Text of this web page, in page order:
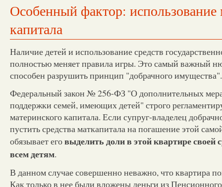
Особенный фактор: использование
капитала
Наличие детей и использование средств
полностью меняет правила игры. Это самый важный
способен разрушить принцип "добрачного имущества".
Федеральный закон № 256-ФЗ "О дополнительных
поддержки семей, имеющих детей" строго
материнского капитала. Если супруг-владелец
пустить средства маткапитала на погашение этой
обязывает еговыделить доли в этой квартире своей
всем детям.
В данном случае совершенно неважно, что квартира
Как только в нее были вложены деньги из